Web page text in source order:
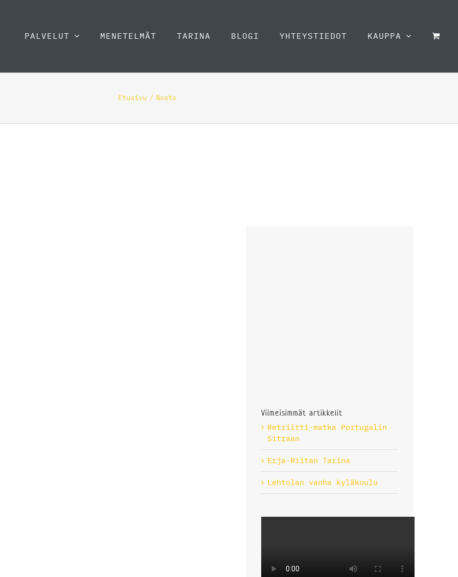
PALVELUT MENETELMÄT TARINA BLOGI YHTEYSTIEDOT KAUPPA
Etusivu Nosto
Viimeisimmät artikkelit
Retriitti-matka Portugalin
Sitraan
Erja-Riitan Tarina
Lehtolan vanha kyläkoulu